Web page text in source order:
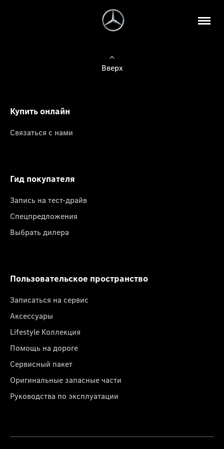
Вверх
Купить онлайн
Связаться с нами
Гид покупателя
Запись на тест-драйв
Спецпредложения
Выбрать дилера
Пользовательское пространство
Записаться на сервис
Аксессуары
Lifestyle Коллекция
Помощь на дороге
Сервисный пакет
Оригинальные запасные части
Руководства по эксплуатации